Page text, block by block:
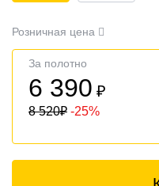
Розничная цена
За полотно
6 390 ₽
8 520₽ -25%